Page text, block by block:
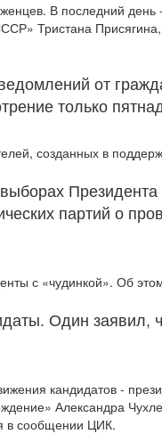
В последний
Тристана
от
только
созданных в
партий о
с «чудинкой». Об
Один
кандидатов -
Александра
в сообщении ЦИК.